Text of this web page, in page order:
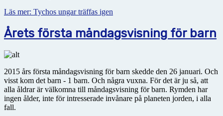
Läs mer: Tychos ungar träffas igen
Årets första måndagsvisning för barn
2015 års första måndagsvisning för barn skedde den 26 januari. Och
visst kom det barn - 1 barn. Och några vuxna. För det är ju så, att
alla åldrar är välkomna till måndagsvisning för barn. Rymden har
ingen ålder, inte för intresserade invånare på planeten jorden, i alla
fall.